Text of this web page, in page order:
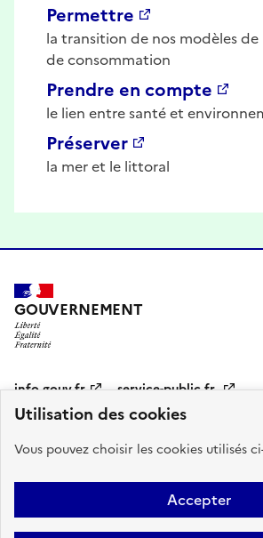
Utilisation des cookies
Vous pouvez choisir les cookies utilisés
Accepter
Permettre
la transition de nos modèles
de consommation
Prendre en compte
le lien entre santé et
Préserver
la mer et le littoral
GOUVERNEMENT
Pied
page
info.gouv.fr
service-public.fr
de
page
Qui sommes-nous ? Accessibilité :
ecologie.gouv.fr